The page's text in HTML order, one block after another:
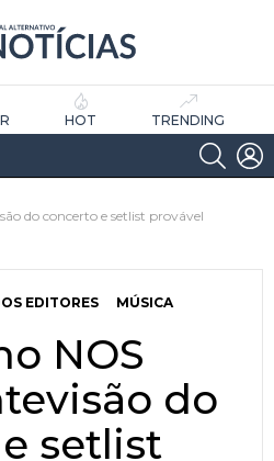
HOT TRENDING
do concerto e setlist provável
EDITORES MÚSICA
NOS
do
setlist